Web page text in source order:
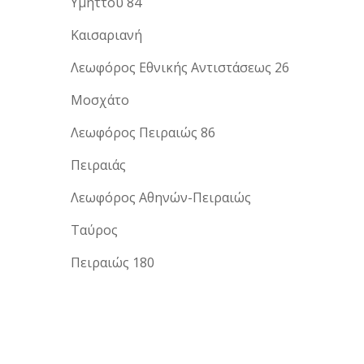
Καισαριανή
Λεωφόρος Εθνικής Αντιστάσεως 26
Μοσχάτο
Λεωφόρος Πειραιώς 86
Πειραιάς
Λεωφόρος Αθηνών-Πειραιώς
Ταύρος
Πειραιώς 180